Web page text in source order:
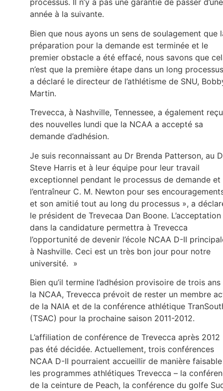
processus. Il n’y a pas une garantie de passer d’une
année à la suivante.
Bien que nous ayons un sens de soulagement que
préparation pour la demande est terminée et le
premier obstacle a été effacé, nous savons que
n’est que la première étape dans un long
a déclaré le directeur de l’athlétisme de SNU,
Martin.
Trevecca, à Nashville, Tennessee, a également reçu
des nouvelles lundi que la NCAA a accepté sa
demande d’adhésion.
Je suis reconnaissant au Dr Brenda Patterson, au
Steve Harris et à leur équipe pour leur travail
exceptionnel pendant le processus de demande et
l’entraîneur C. M. Newton pour ses
et son amitié tout au long du processus », a
le président de Trevecaa Dan Boone. L’acceptation
dans la candidature permettra à Trevecca
l’opportunité de devenir l’école NCAA D-II
à Nashville. Ceci est un très bon jour pour notre
université. »
Bien qu’il termine l’adhésion provisoire de trois ans
la NCAA, Trevecca prévoit de rester un membre
de la NAIA et de la conférence athlétique
(TSAC) pour la prochaine saison 2011-2012.
L’affiliation de conférence de Trevecca après 2012
pas été décidée. Actuellement, trois conférences
NCAA D-II pourraient accueillir de manière faisable
les programmes athlétiques Trevecca – la
de la ceinture de Peach, la conférence du golfe